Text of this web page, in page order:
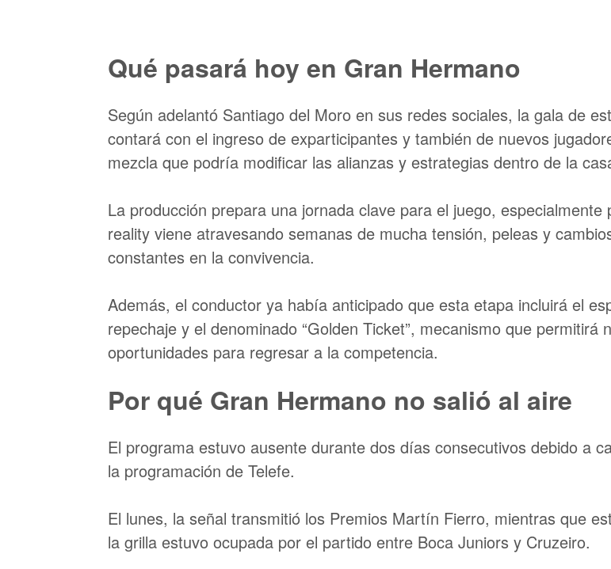
Qué pasará hoy en Gran Hermano
Según adelantó Santiago del Moro en sus redes sociales, la gala de
contará con el ingreso de exparticipantes y también de nuevos
mezcla que podría modificar las alianzas y estrategias dentro de la
La producción prepara una jornada clave para el juego, especialmente
reality viene atravesando semanas de mucha tensión, peleas y
constantes en la convivencia.
Además, el conductor ya había anticipado que esta etapa incluirá el
repechaje y el denominado “Golden Ticket”, mecanismo que permitirá
oportunidades para regresar a la competencia.
Por qué Gran Hermano no salió al aire
El programa estuvo ausente durante dos días consecutivos debido a
la programación de Telefe.
El lunes, la señal transmitió los Premios Martín Fierro, mientras que
la grilla estuvo ocupada por el partido entre Boca Juniors y Cruzeiro.